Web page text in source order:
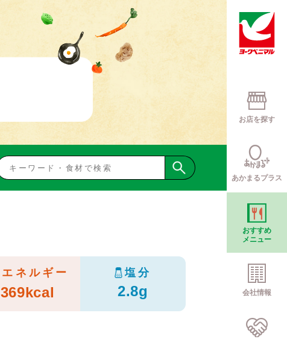
お店を探す
あかまるプラス
おすすめ
メニュー
会社情報
エネルギー
369kcal
塩分
2.8g